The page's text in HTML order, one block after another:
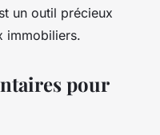
un outil précieux
immobiliers.
pour